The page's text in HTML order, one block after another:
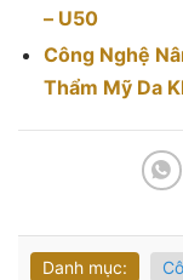
– U50
Công Nghệ
Thẩm Mỹ Da
Danh mục: